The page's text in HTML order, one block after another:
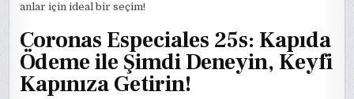
anlar için ideal bir seçim!
Coronas Especiales 25s: Kapıda
Ödeme ile Şimdi Deneyin, Keyfi
Kapınıza Getirin!